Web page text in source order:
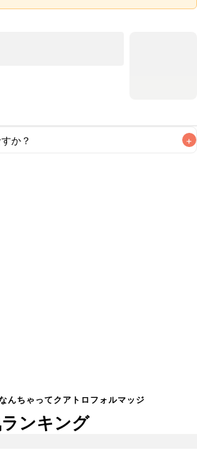
か？ +
が目安です。なるべくお早めにお召
んちゃってクアトロフォルマッジ
ンキング